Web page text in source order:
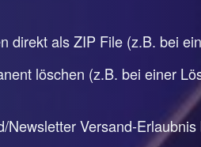
direkt als ZIP File (z.B. bei
löschen (z.B. bei einer
Newsletter Versand-